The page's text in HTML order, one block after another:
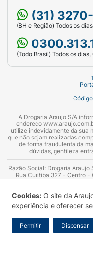
Cookies: O site da
experiência e oferecer
Permitir Dispensar
(31)
(BH e Região) Todos os
(Todo Brasil) Todos os
A Drogaria Araujo S/A
endereço
utilize indevidamente da sua
que não sejam realizadas
de forma fraudulenta da
dúvidas, gentileza
Razão Social: Drogaria Araujo
Rua Curitiba 327 - Centro -
Azevedo Guimarães – CRF
Consultor substituto:
Sanitário: 2025020713 |